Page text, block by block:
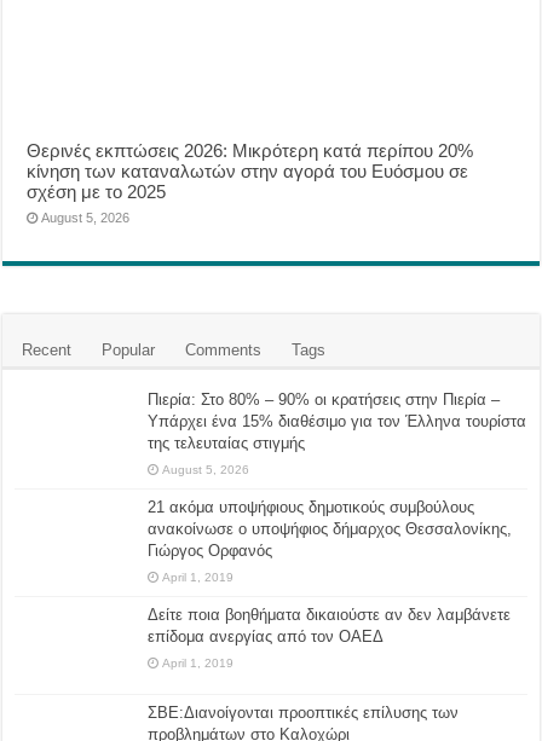
Θερινές εκπτώσεις 2026: Μικρότερη κατά περίπου 20%
κίνηση των καταναλωτών στην αγορά του Ευόσμου σε
σχέση με το 2025
August 5, 2026
Recent Popular Comments Tags
Πιερία: Στο 80% – 90% οι κρατήσεις στην Πιερία –
Υπάρχει ένα 15% διαθέσιμο για τον Έλληνα τουρίστα
της τελευταίας στιγμής
August 5, 2026
21 ακόμα υποψήφιους δημοτικούς συμβούλους
ανακοίνωσε ο υποψήφιος δήμαρχος Θεσσαλονίκης,
Γιώργος Ορφανός
April 1, 2019
Δείτε ποια βοηθήματα δικαιούστε αν δεν λαμβάνετε
επίδομα ανεργίας από τον ΟΑΕΔ
April 1, 2019
ΣΒΕ:Διανοίγονται προοπτικές επίλυσης των
προβλημάτων στο Καλοχώρι